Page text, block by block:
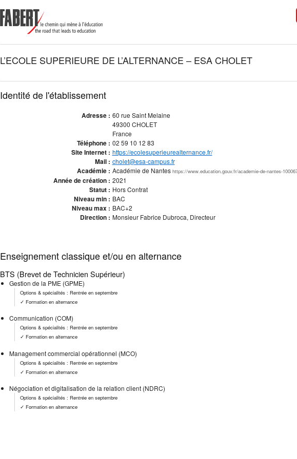
L’ECOLE SUPERIEURE DE L’ALTERNANCE – ESA CHOLET
Identité de l'établissement
Adresse : 60 rue Saint Melaine
49300 CHOLET
France
Téléphone : 02 59 10 12 83
Site Internet : https://ecolesuperieurealternance.fr/
Mail : cholet@esa-campus.fr
Académie : Académie de Nantes https://www.education.gouv.fr/academie-de-nantes-
Année de création : 2021
Statut : Hors Contrat
Niveau min : BAC
Niveau max : BAC+2
Direction : Monsieur Fabrice Dubroca, Directeur
Enseignement classique et/ou en alternance
BTS (Brevet de Technicien Supérieur)
Gestion de la PME (GPME)
Options & spécialités : Rentrée en septembre
✓ Formation en alternance
Communication (COM)
Options & spécialités : Rentrée en septembre
✓ Formation en alternance
Management commercial opérationnel (MCO)
Options & spécialités : Rentrée en septembre
✓ Formation en alternance
Négociation et digitalisation de la relation client (NDRC)
Options & spécialités : Rentrée en septembre
✓ Formation en alternance